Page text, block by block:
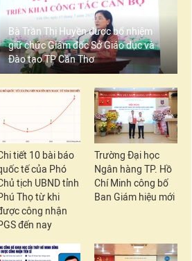
Bà Trần Thị Huyền được bổ nhiệm
giữ chức Giám đốc Sở Giáo dục và
Đào tạo TP Cần Thơ
tiết 10 bài báo
tế của Phó
tịch UBND tỉnh
Thọ từ khi
công nhận
đến nay
Trường Đại học
Ngân hàng TP. Hồ
Chí Minh công bố
Ban Giám hiệu mới